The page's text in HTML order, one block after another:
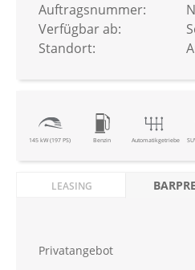
145 kW (197 PS) Benzin Automatikgetriebe
Auftragsnummer:
Verfügbar ab:
Standort:
LEASING
Privatangebot